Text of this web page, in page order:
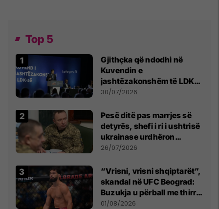
Top 5
Gjithçka që ndodhi në
Kuvendin e
jashtëzakonshëm të LDK-
së
30/07/2026
Pesë ditë pas marrjes së
detyrës, shefi i ri i ushtrisë
ukrainase urdhëron
kontroll të madh
26/07/2026
“Vrisni, vrisni shqiptarët”,
skandal në UFC Beograd:
Buzukja u përball me thirrje
anti-shqiptare nga
01/08/2026